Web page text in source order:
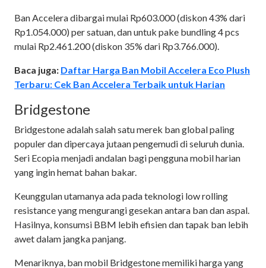
Ban Accelera dibargai mulai Rp603.000 (diskon 43% dari
Rp1.054.000) per satuan, dan untuk pake bundling 4 pcs
mulai Rp2.461.200 (diskon 35% dari Rp3.766.000).
Baca juga: Daftar Harga Ban Mobil Accelera Eco Plush
Terbaru: Cek Ban Accelera Terbaik untuk Harian
Bridgestone
Bridgestone adalah salah satu merek ban global paling
populer dan dipercaya jutaan pengemudi di seluruh dunia.
Seri Ecopia menjadi andalan bagi pengguna mobil harian
yang ingin hemat bahan bakar.
Keunggulan utamanya ada pada teknologi low rolling
resistance yang mengurangi gesekan antara ban dan aspal.
Hasilnya, konsumsi BBM lebih efisien dan tapak ban lebih
awet dalam jangka panjang.
Menariknya, ban mobil Bridgestone memiliki harga yang